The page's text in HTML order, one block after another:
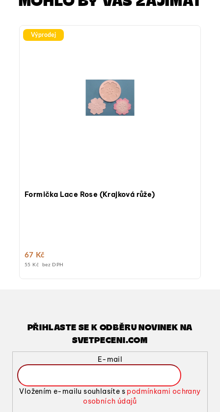
Výprodej
Formička Lace Rose (Krajková růže)
55 Kč bez DPH
67 Kč
PŘIHLASTE SE K ODBĚRU NOVINEK NA
SVETPECENI.COM
E-mail
Vložením e-mailu souhlasíte s podmínkami ochrany
osobních údajů